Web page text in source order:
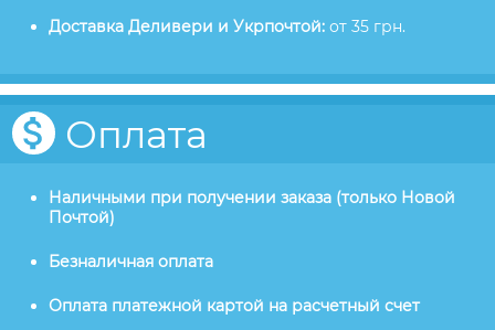
Доставка Деливери и Укрпочтой: от 35 грн.
Оплата
Наличными при получении заказа (только Новой
Почтой)
Безналичная оплата
Оплата платежной картой на расчетный счет